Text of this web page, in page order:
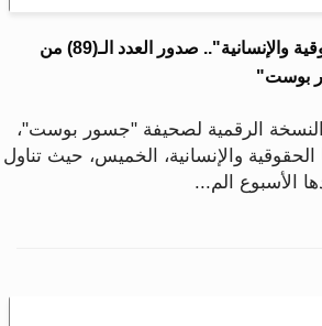
"تناول أبرز القضايا الحقوقية والإنسانية".. صدور العدد الـ(89) من
بوست"
الـ(89) من النسخة الرقمية لصحيفة "جسور بوست"،
والإنسانية، الخميس، حيث تناول
الأسبوع الم...